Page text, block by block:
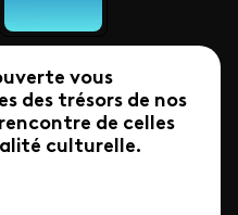
vous
des trésors de nos
de celles
culturelle.